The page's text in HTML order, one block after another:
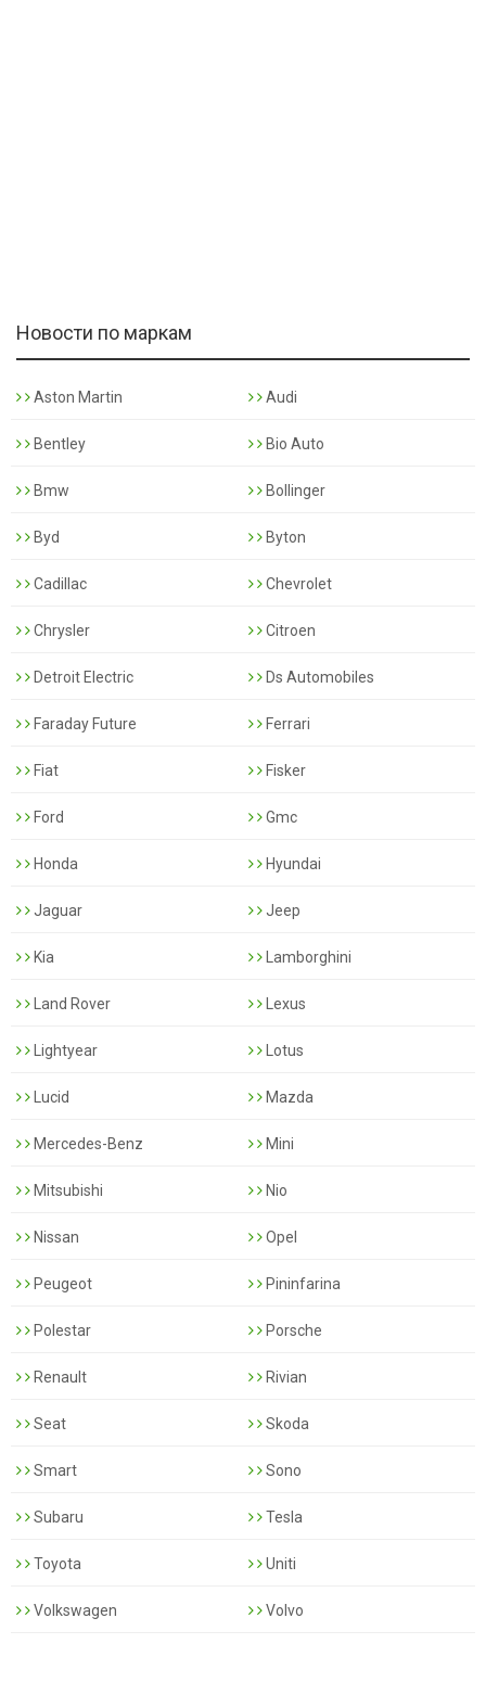
Новости по маркам
Aston Martin Audi
Bentley Bio Auto
Bmw Bollinger
Byd Byton
Cadillac Chevrolet
Chrysler Citroen
Detroit Electric Ds Automobiles
Faraday Future Ferrari
Fiat Fisker
Ford Gmc
Honda Hyundai
Jaguar Jeep
Kia Lamborghini
Land Rover Lexus
Lightyear Lotus
Lucid Mazda
Mercedes-Benz Mini
Mitsubishi Nio
Nissan Opel
Peugeot Pininfarina
Polestar Porsche
Renault Rivian
Seat Skoda
Smart Sono
Subaru Tesla
Toyota Uniti
Volkswagen Volvo